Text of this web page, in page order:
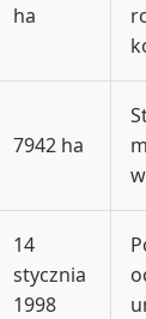
ha
7942 ha
14
stycznia
1998